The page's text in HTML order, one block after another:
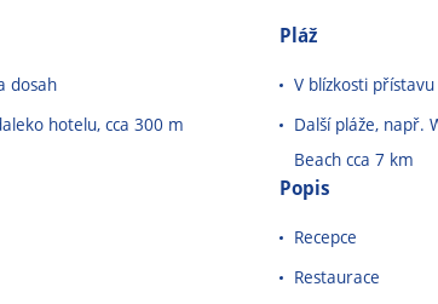
dosah
hotelu, cca 300 m
Pláž
V blízkosti
Další pláže, např.
Beach cca 7 km
Popis
Recepce
Restaurace